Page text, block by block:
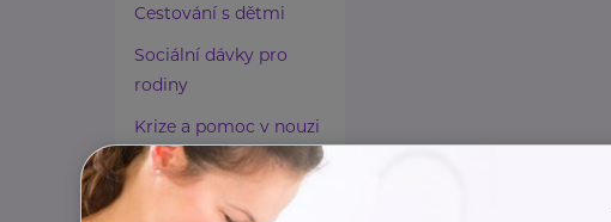
Cestování s dětmi
Sociální dávky pro
rodiny
Krize a pomoc v nouzi
Paliativní péče
Rady a tipy